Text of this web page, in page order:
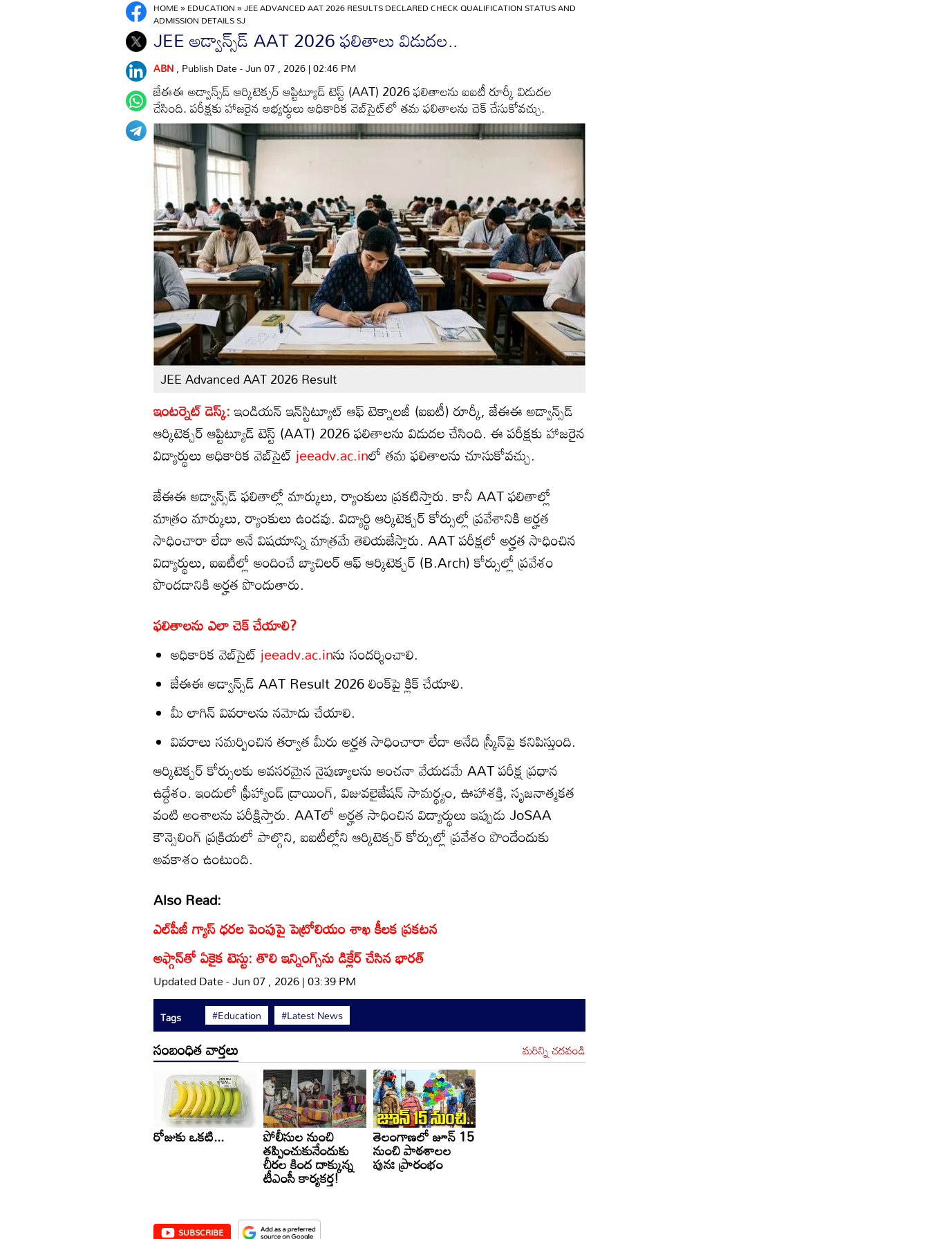
HOME»EDUCATION»JEE ADVANCED AAT 2026 RESULTS DECLARED CHECK QUALIFICATION STATUS AND
ADMISSION DETAILS SJ
JEE అడ్వాన్స్‌డ్ AAT 2026 ఫలితాలు విడుదల..
ABN, Publish Date - Jun 07 , 2026 | 02:46 PM
జేఈఈ అడ్వాన్స్‌డ్ ఆర్కిటెక్చర్ ఆప్టిట్యూడ్ టెస్ట్ (AAT) 2026 ఫలితాలను ఐఐటీ రూర్కీ విడుదల
చేసింది. పరీక్షకు హాజరైన అభ్యర్థులు అధికారిక వెబ్‌సైట్‌లో తమ ఫలితాలను చెక్ చేసుకోవచ్చు.
JEE Advanced AAT 2026 Result
ఇంటర్నెట్ డెస్క్:ఇండియన్ ఇన్‌స్టిట్యూట్ ఆఫ్ టెక్నాలజీ (ఐఐటీ) రూర్కీ, జేఈఈ అడ్వాన్స్‌డ్
ఆర్కిటెక్చర్ ఆప్టిట్యూడ్ టెస్ట్ (AAT) 2026 ఫలితాలను విడుదల చేసింది. ఈ పరీక్షకు హాజరైన
విద్యార్థులు అధికారిక వెబ్‌సైట్jeeadv.ac.inలో తమ ఫలితాలను చూసుకోవచ్చు.
జేఈఈ అడ్వాన్స్‌డ్ ఫలితాల్లో మార్కులు, ర్యాంకులు ప్రకటిస్తారు. కానీ AAT ఫలితాల్లో
మాత్రం మార్కులు, ర్యాంకులు ఉండవు. విద్యార్థి ఆర్కిటెక్చర్ కోర్సుల్లో ప్రవేశానికి అర్హత
సాధించారా లేదా అనే విషయాన్ని మాత్రమే తెలియజేస్తారు. AAT పరీక్షలో అర్హత సాధించిన
విద్యార్థులు, ఐఐటీల్లో అందించే బ్యాచిలర్ ఆఫ్ ఆర్కిటెక్చర్ (B.Arch) కోర్సుల్లో ప్రవేశం
పొందడానికి అర్హత పొందుతారు.
ఫలితాలను ఎలా చెక్ చేయాలి?
అధికారిక వెబ్‌సైట్jeeadv.ac.inను సందర్శించాలి.
జేఈఈ అడ్వాన్స్‌డ్ AAT Result 2026 లింక్‌పై క్లిక్ చేయాలి.
మీ లాగిన్ వివరాలను నమోదు చేయాలి.
వివరాలు సమర్పించిన తర్వాత మీరు అర్హత సాధించారా లేదా అనేది స్క్రీన్‌పై కనిపిస్తుంది.
ఆర్కిటెక్చర్ కోర్సులకు అవసరమైన నైపుణ్యాలను అంచనా వేయడమే AAT పరీక్ష ప్రధాన
ఉద్దేశం. ఇందులో ఫ్రీహ్యాండ్ డ్రాయింగ్, విజువలైజేషన్ సామర్థ్యం, ఊహాశక్తి, సృజనాత్మకత
వంటి అంశాలను పరీక్షిస్తారు. AATలో అర్హత సాధించిన విద్యార్థులు ఇప్పుడు JoSAA
కౌన్సెలింగ్ ప్రక్రియలో పాల్గొని, ఐఐటీల్లోని ఆర్కిటెక్చర్ కోర్సుల్లో ప్రవేశం పొందేందుకు
అవకాశం ఉంటుంది.
Also Read:
ఎల్‌పీజీ గ్యాస్ ధరల పెంపుపై పెట్రోలియం శాఖ కీలక ప్రకటన
అఫ్గాన్‌తో ఏకైక టెస్టు: తొలి ఇన్నింగ్స్‌ను డిక్లేర్ చేసిన భారత్
Updated Date - Jun 07 , 2026 | 03:39 PM
Tags #Education #Latest News
సంబంధిత వార్తలు మరిన్ని చదవండి
రోజుకు ఒకటి... పోలీసుల నుంచి
తప్పించుకునేందుకు
చీరల కింద దాక్కున్న
టీఎంసీ కార్యకర్త!
తెలంగాణలో జూన్ 15
నుంచి పాఠశాలల
పునః ప్రారంభం
SUBSCRIBE